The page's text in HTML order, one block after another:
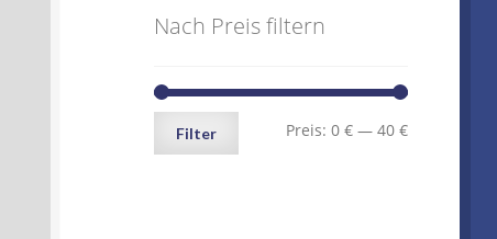
Nach Preis filtern
Min.
Max.
Filter Preis:0 € —40 €